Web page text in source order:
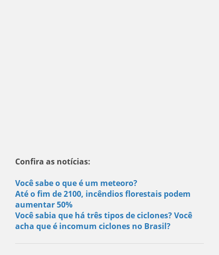
Confira as notícias:
Você sabe o que é um meteoro?
Até o fim de 2100, incêndios florestais podem
aumentar 50%
Você sabia que há três tipos de ciclones? Você
acha que é incomum ciclones no Brasil?